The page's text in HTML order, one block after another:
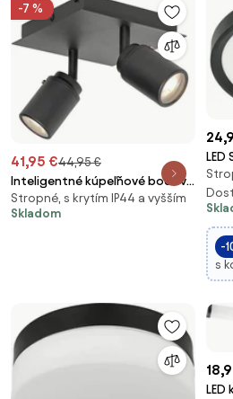
-7 %
41,95 €44,95 €
Inteligentné kúpeľňové bodové
svetlo čierne štvorcové IP44
vrátane 2 Wifi GU10 - Ducha
Stropné, s krytím IP44 a vyšším
Skladom
-
s